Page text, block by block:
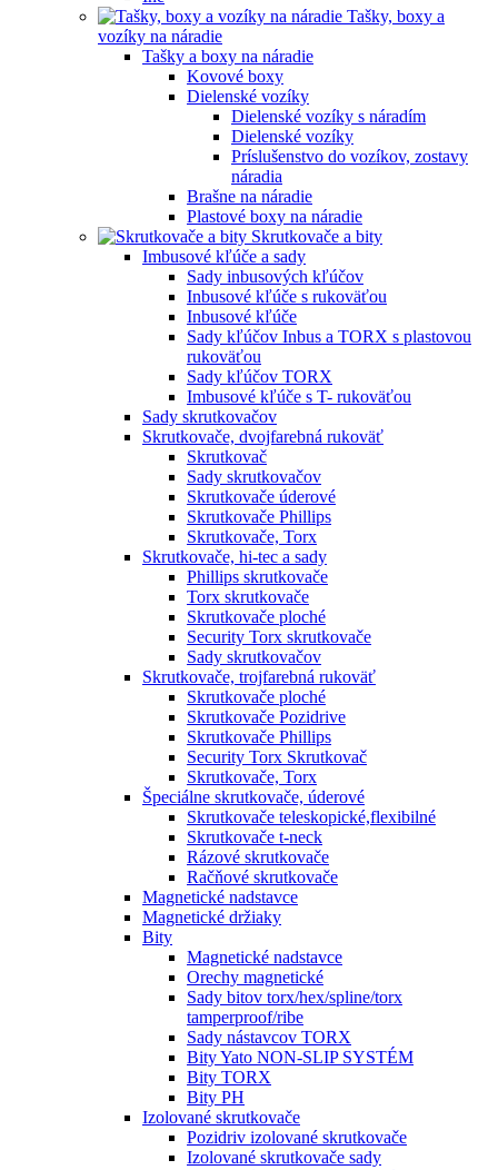
Tašky, boxy a
vozíky na náradie
Tašky a boxy na náradie
Kovové boxy
Dielenské vozíky
Dielenské vozíky s náradím
Dielenské vozíky
Príslušenstvo do vozíkov, zostavy
náradia
Brašne na náradie
Plastové boxy na náradie
Skrutkovače a bity
Imbusové kľúče a sady
Sady inbusových kľúčov
Inbusové kľúče s rukoväťou
Inbusové kľúče
Sady kľúčov Inbus a TORX s plastovou
rukoväťou
Sady kľúčov TORX
Imbusové kľúče s T- rukoväťou
Sady skrutkovačov
Skrutkovače, dvojfarebná rukoväť
Skrutkovač
Sady skrutkovačov
Skrutkovače úderové
Skrutkovače Phillips
Skrutkovače, Torx
Skrutkovače, hi-tec a sady
Phillips skrutkovače
Torx skrutkovače
Skrutkovače ploché
Security Torx skrutkovače
Sady skrutkovačov
Skrutkovače, trojfarebná rukoväť
Skrutkovače ploché
Skrutkovače Pozidrive
Skrutkovače Phillips
Security Torx Skrutkovač
Skrutkovače, Torx
Špeciálne skrutkovače, úderové
Skrutkovače teleskopické,flexibilné
Skrutkovače t-neck
Rázové skrutkovače
Račňové skrutkovače
Magnetické nadstavce
Magnetické držiaky
Bity
Magnetické nadstavce
Orechy magnetické
Sady bitov torx/hex/spline/torx
tamperproof/ribe
Sady nástavcov TORX
Bity Yato NON-SLIP SYSTÉM
Bity TORX
Bity PH
Izolované skrutkovače
Pozidriv izolované skrutkovače
Izolované skrutkovače sady